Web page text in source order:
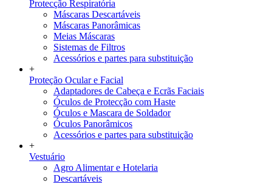
Protecção Respiratória
Máscaras Descartáveis
Máscaras Panorâmicas
Meias Máscaras
Sistemas de Filtros
Acessórios e partes para substituição
+
Proteção Ocular e Facial
Adaptadores de Cabeça e Ecrãs Faciais
Óculos de Protecção com Haste
Óculos e Mascara de Soldador
Óculos Panorâmicos
Acessórios e partes para substituição
+
Vestuário
Agro Alimentar e Hotelaria
Descartáveis